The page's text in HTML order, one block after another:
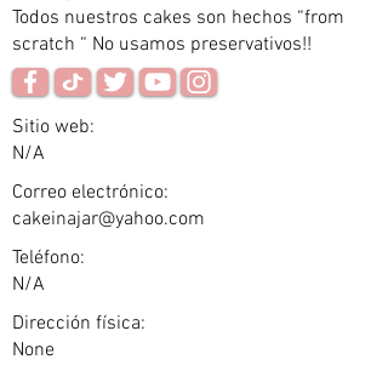
Todos nuestros cakes son hechos “from
scratch “ No usamos preservativos!!
Sitio web:
N/A
Correo electrónico:
cakeinajar@yahoo.com
Teléfono:
N/A
Dirección física:
None